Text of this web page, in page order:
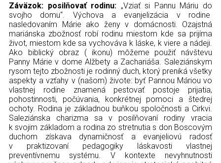
Záväzok: posilňovať rodinu: „Vziať si Pannu Máriu do
svojho domu“. Výchova a evanjelizácia v rodine
nasledovaním Márie ako ženy v domácnosti. Ozajstná
mariánska zbožnosť robí rodinu miestom kde sa prijíma
život, miestom kde sa vychováva k láske, k viere a nádeji.
Ako biblický obraz ( ikonu) môžeme použiť návštevu
Panny Márie v dome Alžbety a Zachariáša. Saleziánskym
rysom tejto zbožnosti je rodinný duch, ktorý preniká všetky
aspekty a vzťahy v (našom) živote: byť Pannou Máriou vo
vlastnej rodine znamená pestovať postoje prijatia,
pohostinnosti, počúvania, konkrétnej pomoci a štedrej
ochoty. Rodina je základnou buňkou spoločnosti a Cirkvi.
Saleziánska charizma sa v posilňovaní rodiny vracia
k svojim základom a rodina zo stretnutia s don Boscovým
duchom získava dynamičnosť a evanjeliovú radosť
v praktizovaní pedagogiky láskavosti vlastnej
preventívnemu systému. V kontexte nevyhnutnosti